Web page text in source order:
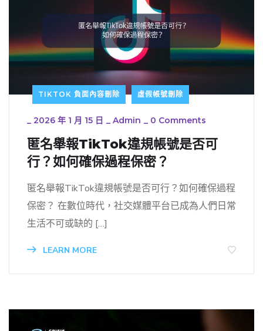
TIKTOK 負面內容刪除 虛假帳號刪除
_ 2026 年 1 月 15 日 _ Admin _ 0 Comments
匿名舉報TikTok違規帳號是否可
行？如何確保過程保密？
匿名舉報TikTok違規帳號是否可行？如何確保過程
保密？ 在數位時代，社交媒體平台已成為人們日常
生活不可或缺的 […]
LEARN MORE